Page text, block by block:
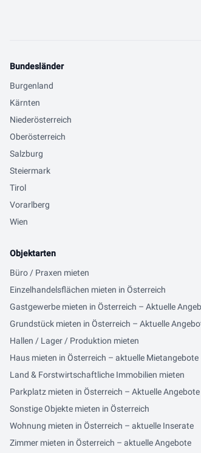
Bundesländer
Burgenland
Kärnten
Niederösterreich
Oberösterreich
Salzburg
Steiermark
Tirol
Vorarlberg
Wien
Objektarten
Büro / Praxen mieten
Einzelhandelsflächen mieten in Österreich
Gastgewerbe mieten in Österreich – Aktuelle
Grundstück mieten in Österreich – Aktuelle
Hallen / Lager / Produktion mieten
Haus mieten in Österreich – aktuelle Mietangebote
Land & Forstwirtschaftliche Immobilien mieten
Parkplatz mieten in Österreich – Aktuelle Angebote
Sonstige Objekte mieten in Österreich
Wohnung mieten in Österreich – aktuelle Inserate
Zimmer mieten in Österreich – aktuelle Angebote